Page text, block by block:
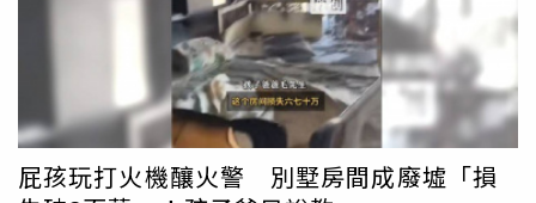
回大家所熟悉、充滿人情味的地方，而不是走在街上提心吊
膽。談到「和解」，鄭麗文表示，衷心希望一個團結的臺
灣，而不是撕裂的臺灣，隨時開始伸出橄欖枝，國民黨都張
開雙臂歡迎，「我們真的希望朝野和解，化解憲政僵局，讓
臺灣能夠運轉，讓真正福國利民的政策預算可以推行。」現
在嚴重的憲政僵局絕非國家之福，必須要朝野和解，藍白剛
剛才向全臺灣提出了「臺灣未來帳戶」，希望大家共同放下
屁孩玩打火機釀火警 別墅房間成廢墟「損